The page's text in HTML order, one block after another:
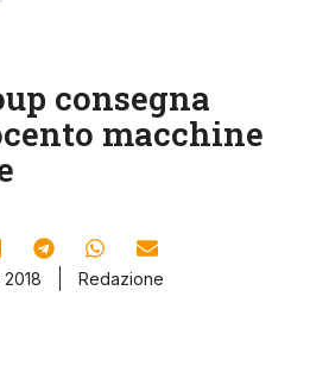
consegna
macchine
Redazione